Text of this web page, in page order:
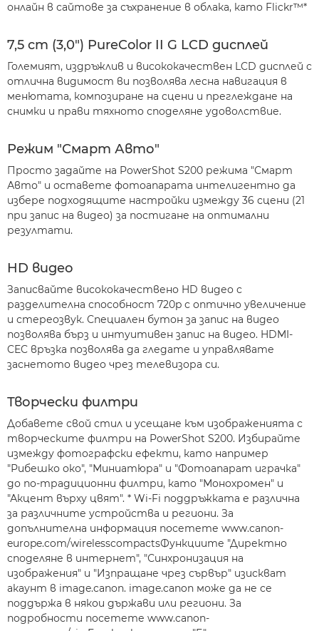
онлайн в сайтове за съхранение в облака, като Flickr™*
7,5 cm (3,0") PureColor II G LCD дисплей
Големият, издръжлив и висококачествен LCD дисплей с
отлична видимост ви позволява лесна навигация в
менютата, композиране на сцени и преглеждане на
снимки и прави тяхното споделяне удоволствие.
Режим "Смарт Авто"
Просто задайте на PowerShot S200 режима "Смарт
Авто" и оставете фотоапарата интелигентно да
избере подходящите настройки измежду 36 сцени (21
при запис на видео) за постигане на оптимални
резултати.
HD видео
Записвайте висококачествено HD видео с
разделителна способност 720p с оптично увеличение
и стереозвук. Специален бутон за запис на видео
позволява бърз и интуитивен запис на видео. HDMI-
CEC връзка позволява да гледате и управлявате
заснетото видео чрез телевизора си.
Творчески филтри
Добавете свой стил и усещане към изображенията с
творческите филтри на PowerShot S200. Избирайте
измежду фотографски ефекти, като например
"Рибешко око", "Миниатюра" и "Фотоапарат играчка"
до по-традиционни филтри, като "Монохромен" и
"Акцент върху цвят". * Wi-Fi поддръжката е различна
за различните устройства и региони. За
допълнителна информация посетете www.canon-
europe.com/wirelesscompactsФункциите "Директно
споделяне в интернет", "Синхронизация на
изображения" и "Изпращане чрез сървър" изискват
акаунт в image.canon. image.canon може да не се
поддържа в някои държави или региони. За
подробности посетете www.canon-